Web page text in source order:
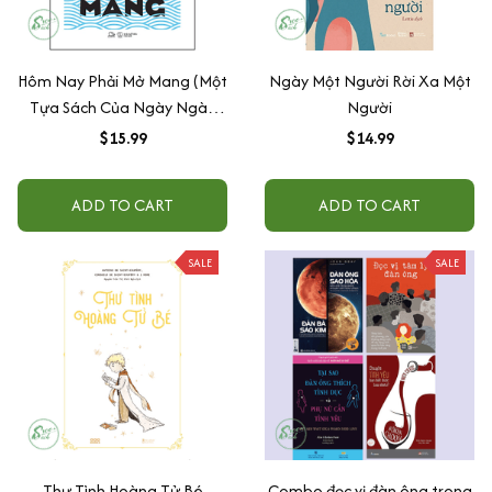
Hôm Nay Phải Mở Mang (Một
Tựa Sách Của Ngày Ngày
Viết Chữ Dành Cho Người
$15.99
ADD TO CART
Ngày Một Người Rời Xa Một
Người
$14.99
ADD TO CART
SALE SALE